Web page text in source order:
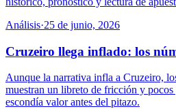
Análisis·25 de junio, 2026
Cruzeiro llega inflado: los
Aunque la narrativa infla a Cruzeiro,
muestran un libreto de fricción y
escondía valor antes del pitazo.